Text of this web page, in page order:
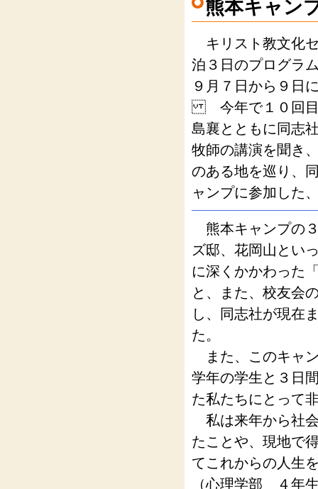
熊本キャン
キリスト教文化
泊３日のプログラ
９月７日から９日
今年で１０回目と
島襄とともに同志
牧師の講演を聞き
のある地を巡り、
ャンプに参加した
熊本キャンプの
ズ邸、花岡山とい
に深くかかわった
と、また、校友会
し、同志社が現在
た。
また、このキャ
学年の学生と３日
た私たちにとって
私は来年から社
たことや、現地で
てこれからの人生
（心理学部 ４年